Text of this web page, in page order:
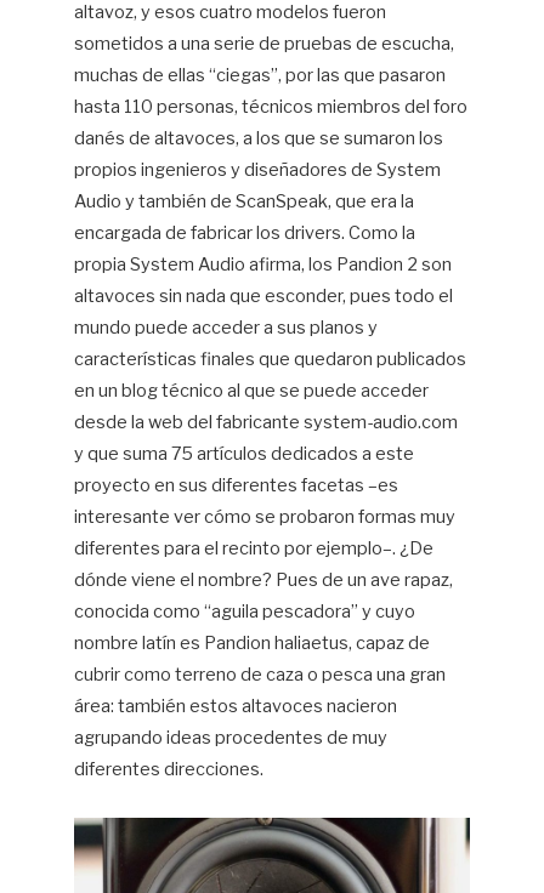
altavoz, y esos cuatro modelos fueron
sometidos a una serie de pruebas de escucha,
muchas de ellas “ciegas”, por las que pasaron
hasta 110 personas, técnicos miembros del foro
danés de altavoces, a los que se sumaron los
propios ingenieros y diseñadores de System
Audio y también de ScanSpeak, que era la
encargada de fabricar los drivers. Como la
propia System Audio afirma, los Pandion 2 son
altavoces sin nada que esconder, pues todo el
mundo puede acceder a sus planos y
características finales que quedaron publicados
en un blog técnico al que se puede acceder
desde la web del fabricante system-audio.com
y que suma 75 artículos dedicados a este
proyecto en sus diferentes facetas –es
interesante ver cómo se probaron formas muy
diferentes para el recinto por ejemplo–. ¿De
dónde viene el nombre? Pues de un ave rapaz,
conocida como “aguila pescadora” y cuyo
nombre latín es Pandion haliaetus, capaz de
cubrir como terreno de caza o pesca una gran
área: también estos altavoces nacieron
agrupando ideas procedentes de muy
diferentes direcciones.